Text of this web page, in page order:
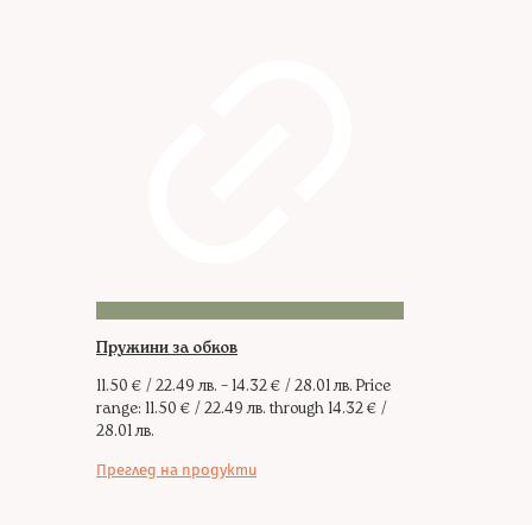
Пружини за обков
11.50 € / 22.49 лв. – 14.32€ / 28.01 лв. Price
range: 11.50 € / 22.49 лв. through 14.32 € /
28.01 лв.
Преглед на продукти